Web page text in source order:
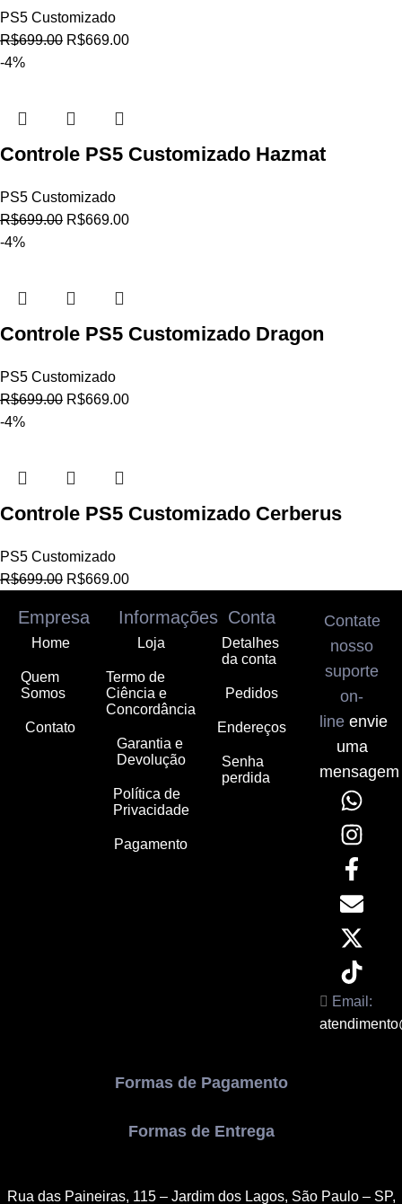
PS5 Customizado
R$699.00 R$669.00
-4%
Controle PS5 Customizado Hazmat
PS5 Customizado
R$699.00 R$669.00
-4%
Controle PS5 Customizado Dragon
PS5 Customizado
R$699.00 R$669.00
-4%
Controle PS5 Customizado Cerberus
PS5 Customizado
R$699.00 R$669.00
Empresa
Home
Quem
Somos
Contato
Informações
Loja
Termo de
Ciência e
Concordância
Garantia e
Devolução
Política de
Privacidade
Pagamento
Conta
Detalhes
da conta
Pedidos
Endereços
Senha
perdida
Contate
nosso
suporte
on-
line envie
uma
mensagem
Email:
Formas de Pagamento
Formas de Entrega
Rua das Paineiras, 115 – Jardim dos Lagos, São Paulo – SP,